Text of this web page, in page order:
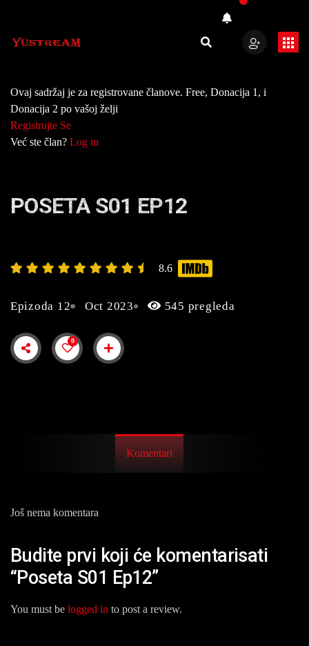
Ovaj sadržaj je za registrovane članove. Free, Donacija 1, i
Donacija 2 po vašoj želji
Registrujte Se
Već ste član? Log in
POSETA S01 EP12
8.6
Epizoda 12 Oct 2023 545 pregleda
0
Komentari
Još nema komentara
Budite prvi koji će komentarisati
“Poseta S01 Ep12”
You must be logged in to post a review.